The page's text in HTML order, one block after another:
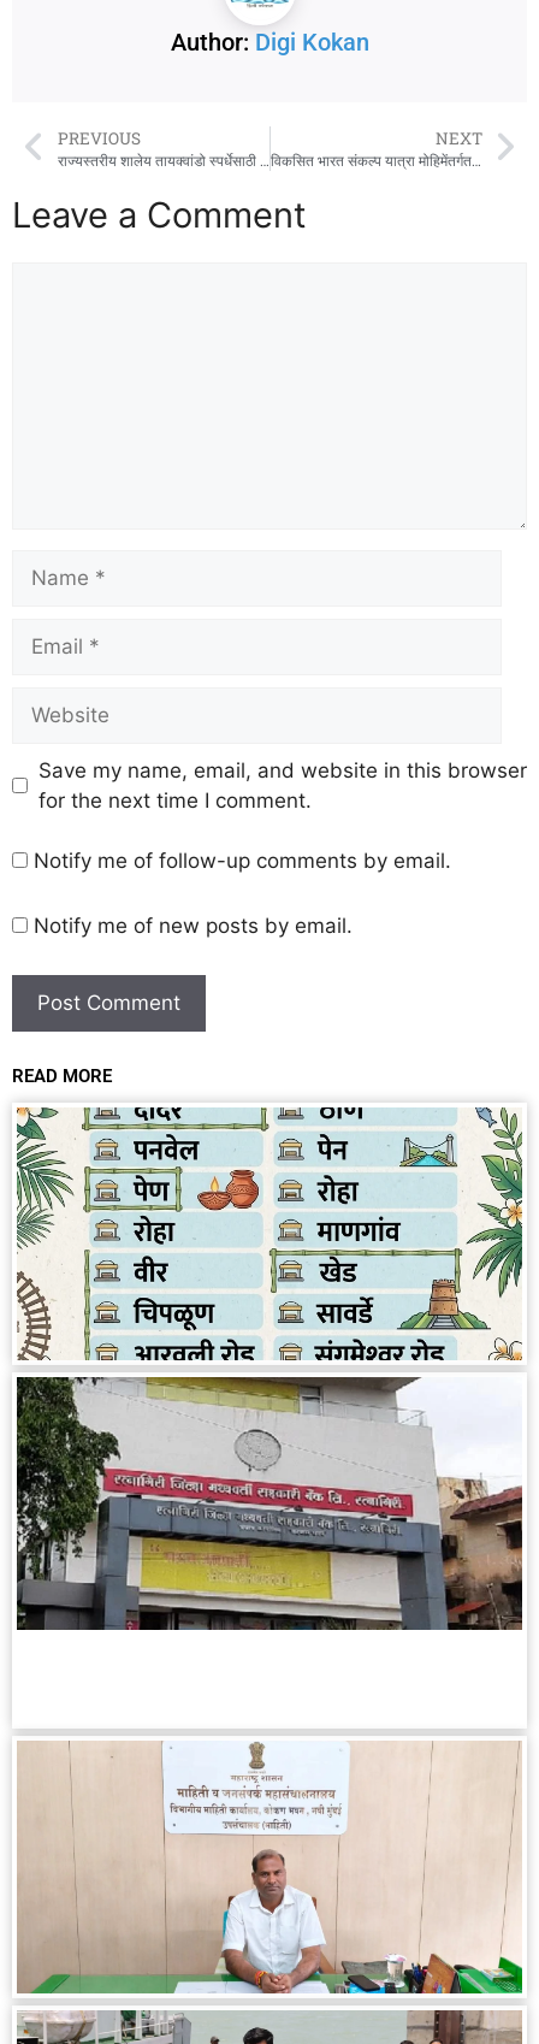
Author: Digi Kokan
PREVIOUS
राज्यस्तरीय शालेय तायक्वांडो स्पर्धेसाठी रत्नागिरीच्या श्रुती काळे हिची निवड
NEXT
विकसित भारत संकल्प यात्रा मोहिमेंतर्गत कुडावले, धामापूर तर्फे देवरुख येथे कृषी योजनांची माहिती
Leave a Comment
Save my name, email, and website in this browser
for the next time I comment.
Notify me of follow-up comments by email.
Notify me of new posts by email.
READ MORE